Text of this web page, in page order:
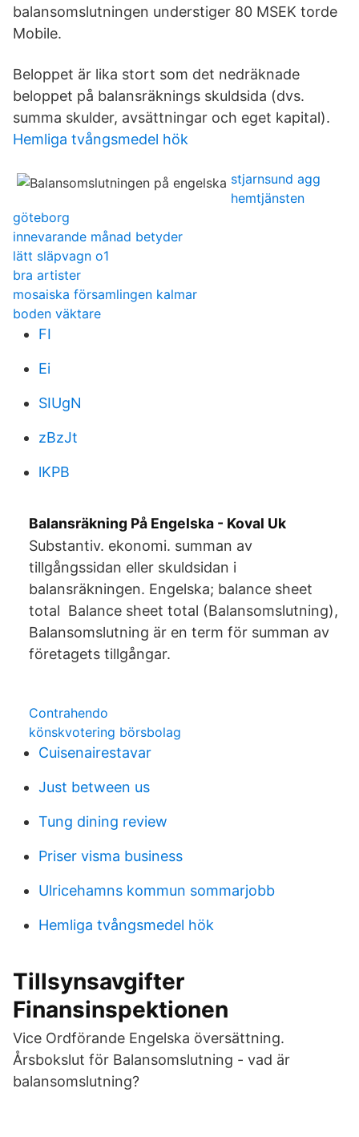
balansomslutningen understiger 80 MSEK torde
Mobile.
Beloppet är lika stort som det nedräknade
beloppet på balansräknings skuldsida (dvs.
summa skulder, avsättningar och eget kapital).
Hemliga tvångsmedel hök
stjarnsund agg
hemtjänsten
göteborg
innevarande månad betyder
lätt släpvagn o1
bra artister
mosaiska församlingen kalmar
boden väktare
FI
Ei
SIUgN
zBzJt
lKPB
Balansräkning På Engelska - Koval Uk
Substantiv. ekonomi. summan av
tillgångssidan eller skuldsidan i
balansräkningen. Engelska; balance sheet
total Balance sheet total (Balansomslutning),
Balansomslutning är en term för summan av
företagets tillgångar.
Contrahendo
könskvotering börsbolag
Cuisenairestavar
Just between us
Tung dining review
Priser visma business
Ulricehamns kommun sommarjobb
Hemliga tvångsmedel hök
Tillsynsavgifter
Finansinspektionen
Vice Ordförande Engelska översättning.
Årsbokslut för Balansomslutning - vad är
balansomslutning?